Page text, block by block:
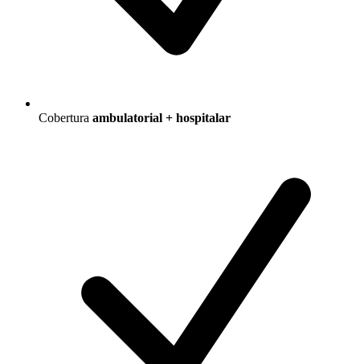
Cobertura ambulatorial + hospitalar